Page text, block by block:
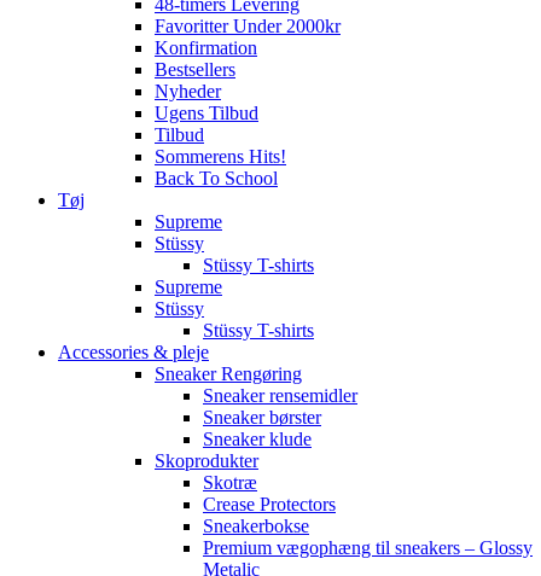
48-timers Levering
Favoritter Under 2000kr
Konfirmation
Bestsellers
Nyheder
Ugens Tilbud
Tilbud
Sommerens Hits!
Back To School
Tøj
Supreme
Stüssy
Stüssy T-shirts
Supreme
Stüssy
Stüssy T-shirts
Accessories & pleje
Sneaker Rengøring
Sneaker rensemidler
Sneaker børster
Sneaker klude
Skoprodukter
Skotræ
Crease Protectors
Sneakerbokse
Premium vægophæng til sneakers – Glossy
Metalic